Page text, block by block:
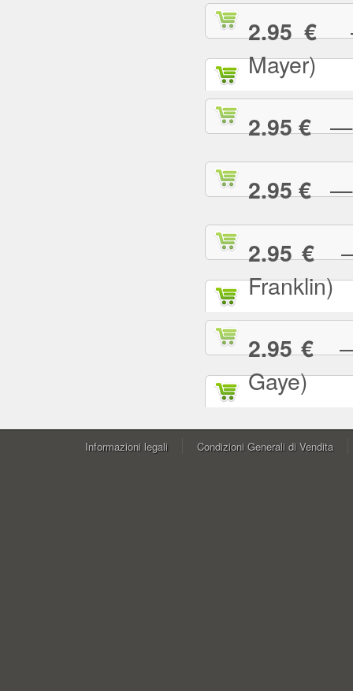
2.95 €—
Mayer)
2.95 €—
2.95 €—
2.95 €—
Franklin)
2.95 €—
Gaye)
Informazioni legali Condizioni Generali di Vendita